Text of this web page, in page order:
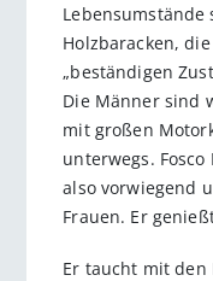
Holzbaracken,
„beständigen
Die Männer sind
mit großen
unterwegs.
also vorwiegend
Frauen. Er
Er taucht mit